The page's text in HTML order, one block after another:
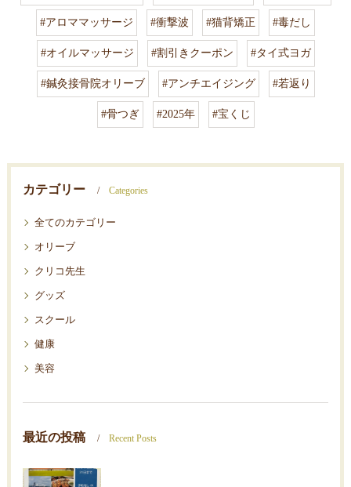
#アロママッサージ #衝撃波 #猫背矯正 #毒だし
#オイルマッサージ #割引きクーポン #タイ式ヨガ
#鍼灸接骨院オリーブ #アンチエイジング #若返り
#骨つぎ #2025年 #宝くじ
カテゴリー Categories
全てのカテゴリー
オリーブ
クリコ先生
グッズ
スクール
健康
美容
最近の投稿 Recent Posts